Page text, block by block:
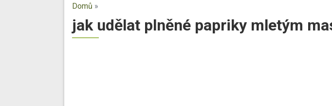
Domů »
jak udělat plněné papriky mletým